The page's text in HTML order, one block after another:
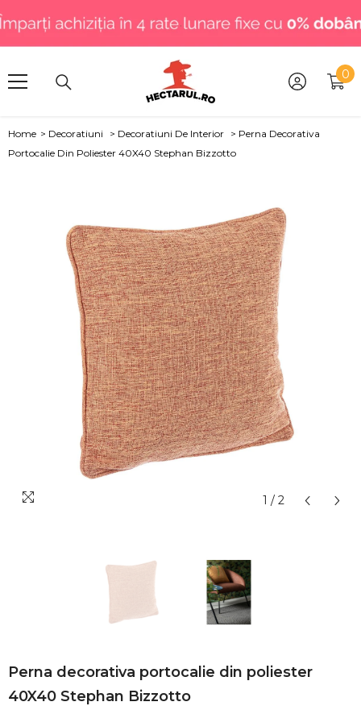
.
00
Home > Decoratiuni > Decoratiuni De Interior > Perna Decorativa
Portocalie Din Poliester 40X40 Stephan Bizzotto
1 / 2
Perna decorativa portocalie din poliester
40X40 Stephan Bizzotto